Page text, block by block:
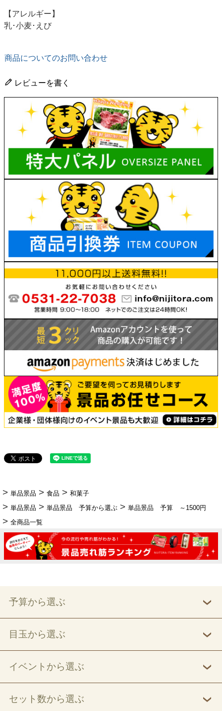
【アレルギー】
乳･小麦･えび
商品についてのお問い合わせ
レビューを書く
単品景品 食品
和菓子
単品景品
単品景品 予算から選ぶ
単品景品 予算 ～1500円
全商品一覧
予算から選ぶ
目玉から選ぶ
イベントから選ぶ
セット数から選ぶ